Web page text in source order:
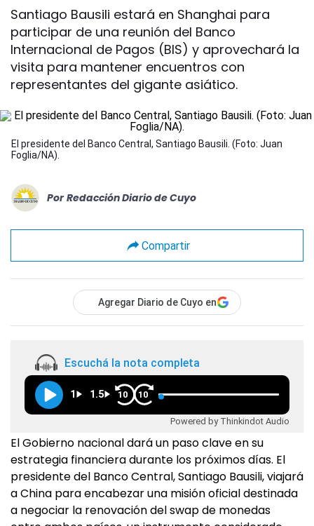
Santiago Bausili estará en Shanghai para
participar de una reunión del Banco
Internacional de Pagos (BIS) y aprovechará la
visita para mantener encuentros con
representantes del gigante asiático.
El presidente del Banco Central, Santiago Bausili. (Foto: Juan
Foglia/NA).
Por Redacción Diario de Cuyo
Compartir
Agregar Diario de Cuyo en
Escuchá la nota completa
1 1.5 10 10
Powered by Thinkindot Audio
El Gobierno nacional dará un paso clave en su
estrategia financiera durante los próximos días. El
presidente del Banco Central, Santiago Bausili, viajará
a China para encabezar una misión oficial destinada
a negociar la renovación del swap de monedas